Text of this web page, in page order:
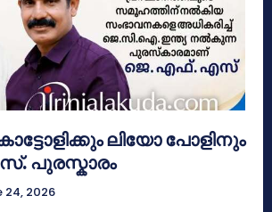
ലിയോ പോളിനും
പുരസ്കാരം
24, 2026